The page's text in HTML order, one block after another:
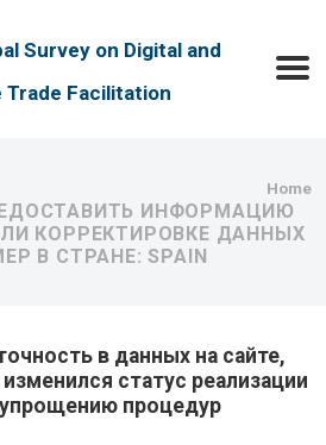
Survey on Digital and
Trade Facilitation
Home
ИНФОРМАЦИЮ
КОРРЕКТИРОВКЕ ДАННЫХ
В СТРАНЕ: SPAIN
в данных на сайте,
статус реализации
процедур